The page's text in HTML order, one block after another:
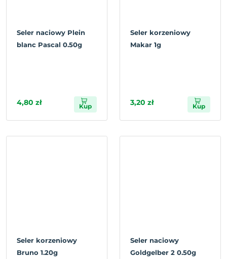
Seler naciowy Plein
blanc Pascal 0.50g
4,80 zł Kup
Seler korzeniowy
Makar 1g
3,20 zł Kup
Seler korzeniowy
Bruno 1.20g
Seler naciowy
Goldgelber 2 0.50g